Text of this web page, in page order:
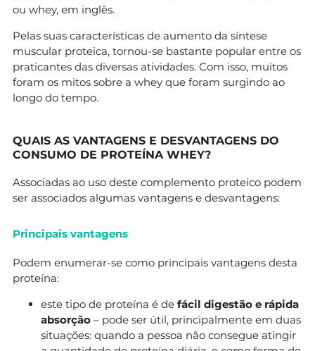
ou whey, em inglês.
Pelas suas características de aumento da síntese
muscular proteica, tornou-se bastante popular entre os
praticantes das diversas atividades. Com isso, muitos
foram os mitos sobre a whey que foram surgindo ao
longo do tempo.
QUAIS AS VANTAGENS E DESVANTAGENS DO
CONSUMO DE PROTEÍNA WHEY?
Associadas ao uso deste complemento proteico podem
ser associados algumas vantagens e desvantagens:
Principais vantagens
Podem enumerar-se como principais vantagens desta
proteína:
este tipo de proteína é de fácil digestão e rápida
absorção – pode ser útil, principalmente em duas
situações: quando a pessoa não consegue atingir